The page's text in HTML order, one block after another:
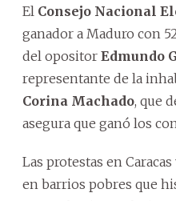
El Consejo Nacional
ganador a Maduro con
del opositor Edmundo
representante de la
Corina Machado, que
asegura que ganó los
Las protestas en
en barrios pobres que